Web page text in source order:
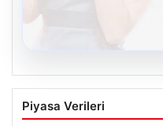
07.08.2026
mensubunun
Piyasa Verileri
USD
EUR